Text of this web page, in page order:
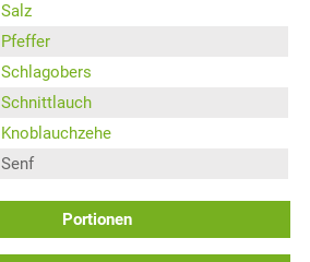
Salz
Pfeffer
Schlagobers
Schnittlauch
Knoblauchzehe
Senf
Portionen